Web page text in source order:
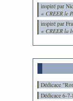
inspiré par
« CREER le
inspiré par
« CREER la
Dédicace
Dédicace 6-7-